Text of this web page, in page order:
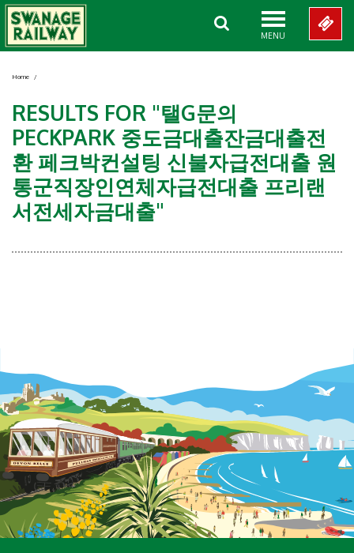
MENU
Home /
RESULTS FOR "탤G문의
PECKPARK 중도금대출잔금대출전
환 페크박컨설팅 신불자급전대출 원
통군직장인연체자급전대출 프리랜
서전세자금대출"